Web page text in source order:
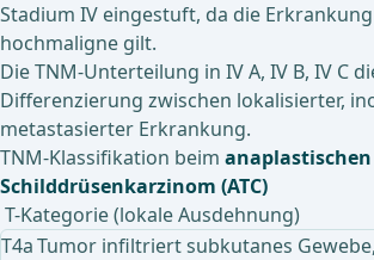
Stadium IV eingestuft, da die
hochmaligne gilt.
Die TNM-Unterteilung in IV A, IV B, IV C
Differenzierung zwischen lokalisierter,
metastasierter Erkrankung.
TNM-Klassifikation beim anaplastischen
Schilddrüsenkarzinom (ATC)
T-Kategorie (lokale Ausdehnung)
T4aTumor infiltriert subkutanes